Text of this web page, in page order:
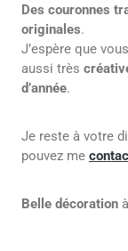
Des couronnes
originales.
J’espère que
aussi très
d’année.
Je reste à votre
pouvez me
Belle décoration